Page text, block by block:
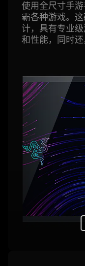
spoken;
provide
additional
information.
使用全尺寸手
霸各种游戏。
计，具有专业
和性能，同时